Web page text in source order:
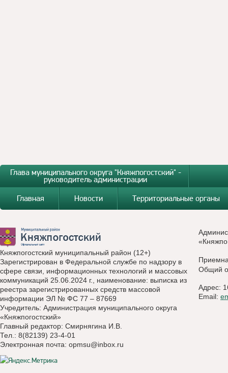
Глава муниципального округа "Княжпогостский" -
руководитель администрации
Главная
Новости Территориальные органы
Княжпогостский муниципальный район (12+)
Зарегистрирован в Федеральной службе по надзору в
сфере связи, информационных технологий и массовых
коммуникаций 25.06.2024 г., наименование: выписка из
реестра зарегистрированных средств массовой
информации ЭЛ № ФС 77 – 87669
Учредитель: Администрация муниципального округа
«Княжпогостский»
Главный редактор: Смирнягина И.В.
Тел.: 8(82139) 23-4-01
Электронная почта: opmsu@inbox.ru
Общий
Адрес:
Email: